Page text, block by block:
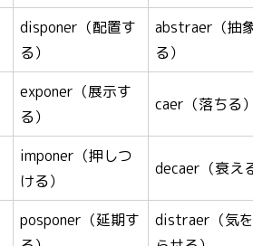
disponer（配置す
る）
abstraer（抽
る）
exponer（展示す
る）
caer（落ちる
imponer（押しつ
ける）
decaer（衰え
posponer（延期す
distraer（気